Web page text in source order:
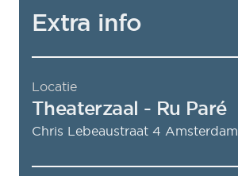
Extra info
Locatie
Theaterzaal - Ru Paré
Chris Lebeaustraat 4 Amsterdam